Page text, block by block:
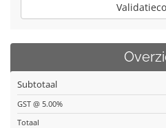
Subtotaal
GST @ 5.00%
Totaal